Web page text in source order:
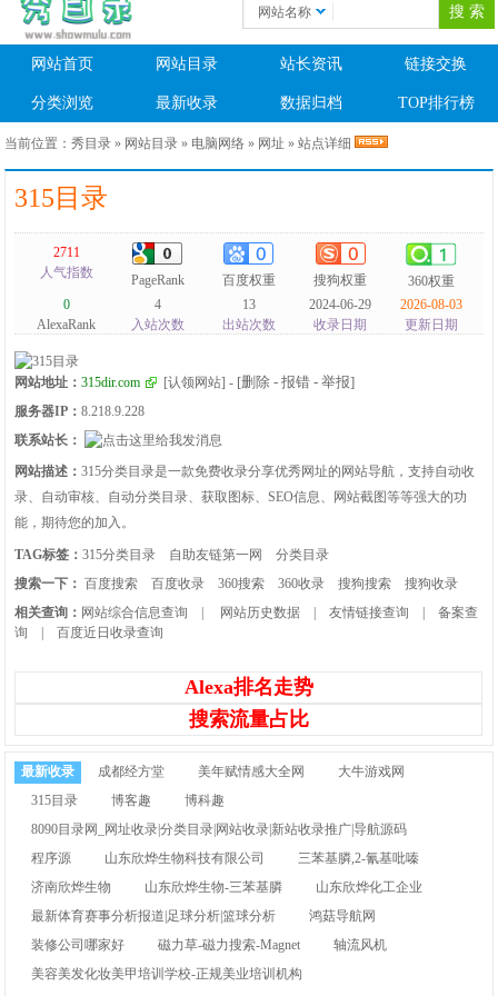
网站名称
网站首页 网站目录 站长资讯 链接交换
分类浏览 最新收录 数据归档 TOP排行榜
当前位置：秀目录 » 网站目录 » 电脑网络 » 网址 » 站点详细
315目录
2711
人气指数
PageRank 百度权重 搜狗权重
360权重
0
AlexaRank
4
入站次数
13
出站次数
2024-06-29
收录日期
2026-08-03
更新日期
网站地址：315dir.com [认领网站] - [删除 - 报错 - 举报]
服务器IP：8.218.9.228
联系站长：
网站描述：315分类目录是一款免费收录分享优秀网址的网站导航，支持自动收
录、自动审核、自动分类目录、获取图标、SEO信息、网站截图等等强大的功
能，期待您的加入。
TAG标签：315分类目录 自助友链第一网
分类目录
搜索一下： 百度搜索 百度收录 360搜索 360收录 搜狗搜索
搜狗收录
相关查询： 网站综合信息查询 网站历史数据 |友情链接查询 |备案查
询
|百度近日收录查询
Alexa排名走势
搜索流量占比
最新收录 成都经方堂 美年赋情感大全网
大牛游戏网
315目录
博客趣
博科趣
8090目录网_网址收录|分类目录|网站收录|新站收录推广|导航源码
程序源
山东欣烨生物科技有限公司
三苯基膦,2-氰基吡嗪
济南欣烨生物
山东欣烨生物-三苯基膦
山东欣烨化工企业
最新体育赛事分析报道|足球分析|篮球分析
鸿菇导航网
装修公司哪家好
磁力草-磁力搜索-Magnet
轴流风机
美容美发化妆美甲培训学校-正规美业培训机构